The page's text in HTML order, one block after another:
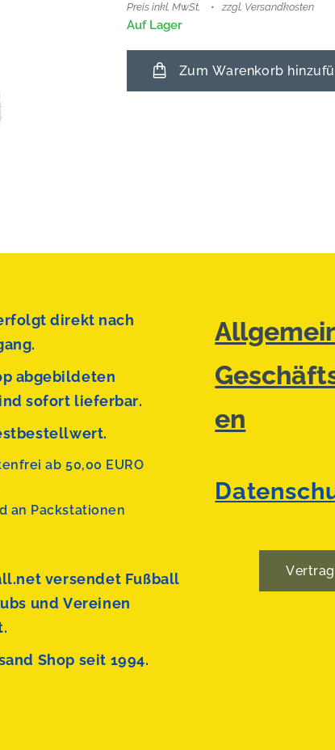
Preis inkl. MwSt. zzgl. Versandkosten
Auf Lager
Zum Warenkorb
direkt nach
abgebildeten
sofort lieferbar.
ab 50,00 EURO
an Packstationen
versendet Fußball
und Vereinen
Shop seit 1994.
en